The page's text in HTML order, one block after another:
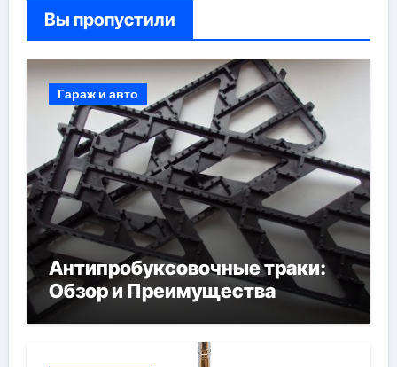
Вы пропустили
Гараж и авто
Антипробуксовочные траки:
Обзор и Преимущества